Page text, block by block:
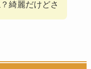
綺麗だけどさ